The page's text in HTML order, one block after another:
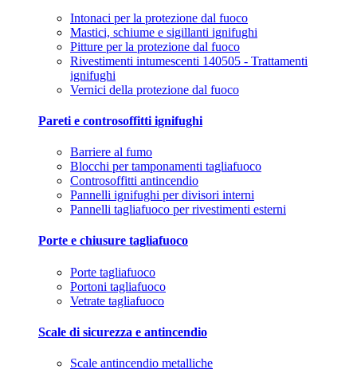
Intonaci per la protezione dal fuoco
Mastici, schiume e sigillanti ignifughi
Pitture per la protezione dal fuoco
Rivestimenti intumescenti 140505 - Trattamenti
ignifughi
Vernici della protezione dal fuoco
Pareti e controsoffitti ignifughi
Barriere al fumo
Blocchi per tamponamenti tagliafuoco
Controsoffitti antincendio
Pannelli ignifughi per divisori interni
Pannelli tagliafuoco per rivestimenti esterni
Porte e chiusure tagliafuoco
Porte tagliafuoco
Portoni tagliafuoco
Vetrate tagliafuoco
Scale di sicurezza e antincendio
Scale antincendio metalliche